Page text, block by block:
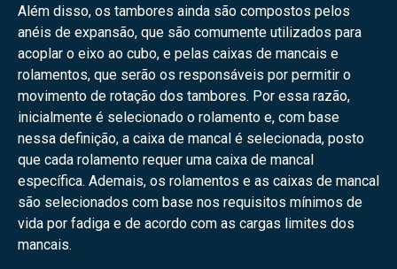
Além disso, os tambores ainda são compostos pelos
anéis de expansão, que são comumente utilizados para
acoplar o eixo ao cubo, e pelas caixas de mancais e
rolamentos, que serão os responsáveis por permitir o
movimento de rotação dos tambores. Por essa razão,
inicialmente é selecionado o rolamento e, com base
nessa definição, a caixa de mancal é selecionada, posto
que cada rolamento requer uma caixa de mancal
específica. Ademais, os rolamentos e as caixas de mancal
são selecionados com base nos requisitos mínimos de
vida por fadiga e de acordo com as cargas limites dos
mancais.